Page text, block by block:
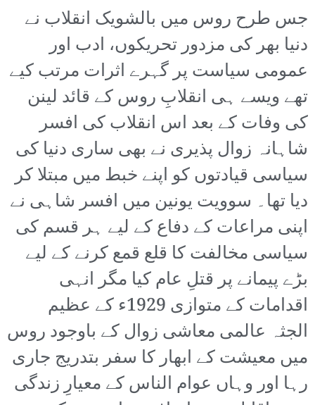
جس طرح روس میں بالشویک انقلاب نے
دنیا بھر کی مزدور تحریکوں، ادب اور
عمومی سیاست پر گہرے اثرات مرتب کیے
تھے ویسے ہی انقلابِ روس کے قائد لینن
کی وفات کے بعد اس انقلاب کی افسر
شاہانہ زوال پذیری نے بھی ساری دنیا کی
سیاسی قیادتوں کو اپنے خبط میں مبتلا کر
دیا تھا۔ سوویت یونین میں افسر شاہی نے
اپنی مراعات کے دفاع کے لیے ہر قسم کی
سیاسی مخالفت کا قلع قمع کرنے کے لیے
بڑے پیمانے پر قتلِ عام کیا مگر انہی
اقدامات کے متوازی 1929ء کے عظیم
الجثہ عالمی معاشی زوال کے باوجود روس
میں معیشت کے ابھار کا سفر بتدریج جاری
رہا اور وہاں عوام الناس کے معیارِ زندگی